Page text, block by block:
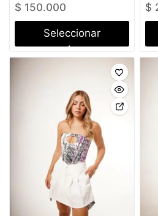
$ 150.000
Seleccionar
opciones
$